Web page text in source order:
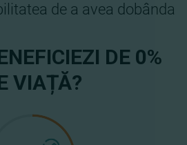
de a avea dobânda
DE 0%
VIAȚĂ?